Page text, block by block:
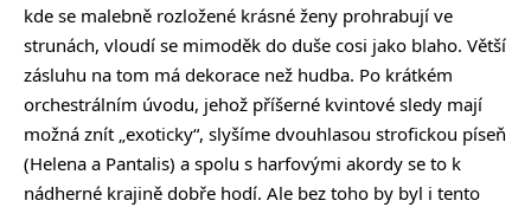
kde se malebně rozložené krásné ženy prohrabují ve
strunách, vloudí se mimoděk do duše cosi jako blaho. Větší
zásluhu na tom má dekorace než hudba. Po krátkém
orchestrálním úvodu, jehož příšerné kvintové sledy mají
možná znít „exoticky“, slyšíme dvouhlasou strofickou píseň
(Helena a Pantalis) a spolu s harfovými akordy se to k
nádherné krajině dobře hodí. Ale bez toho by byl i tento